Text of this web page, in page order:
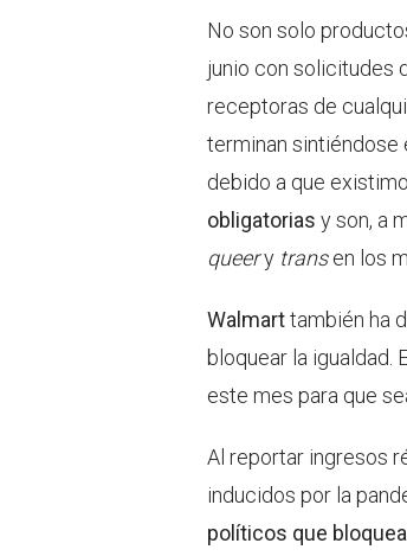
No son solo
junio con solicitudes
receptoras de
terminan sintiéndose
debido a que
obligatorias y son, a
queery transen los
Walmarttambién ha
bloquear la igualdad.
este mes para que
Al reportar ingresos
inducidos por la
políticos que